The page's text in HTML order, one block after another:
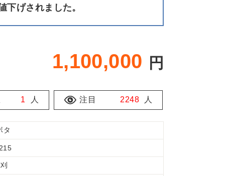
下げされました。
1,100,000 円
1 人 注目 2248 人
タ